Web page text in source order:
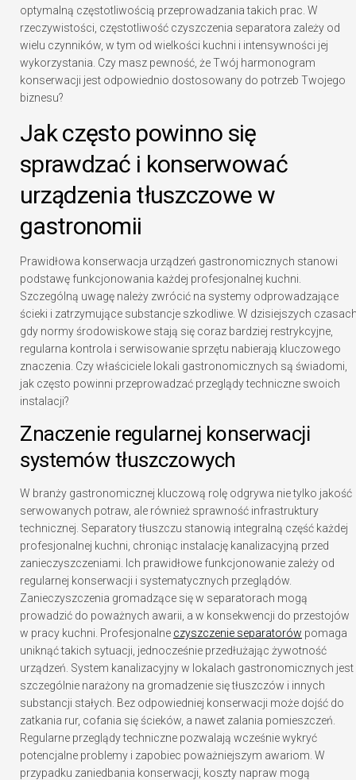
optymalną częstotliwością przeprowadzania takich prac. W
rzeczywistości, częstotliwość czyszczenia separatora zależy od
wielu czynników, w tym od wielkości kuchni i intensywności jej
wykorzystania. Czy masz pewność, że Twój harmonogram
konserwacji jest odpowiednio dostosowany do potrzeb Twojego
biznesu?
Jak często powinno się
sprawdzać i konserwować
urządzenia tłuszczowe w
gastronomii
Prawidłowa konserwacja urządzeń gastronomicznych stanowi
podstawę funkcjonowania każdej profesjonalnej kuchni.
Szczególną uwagę należy zwrócić na systemy odprowadzające
ścieki i zatrzymujące substancje szkodliwe. W dzisiejszych
gdy normy środowiskowe stają się coraz bardziej restrykcyjne,
regularna kontrola i serwisowanie sprzętu nabierają kluczowego
znaczenia. Czy właściciele lokali gastronomicznych są świadomi,
jak często powinni przeprowadzać przeglądy techniczne swoich
instalacji?
Znaczenie regularnej konserwacji
systemów tłuszczowych
W branży gastronomicznej kluczową rolę odgrywa nie tylko jakość
serwowanych potraw, ale również sprawność infrastruktury
technicznej. Separatory tłuszczu stanowią integralną część każdej
profesjonalnej kuchni, chroniąc instalację kanalizacyjną przed
zanieczyszczeniami. Ich prawidłowe funkcjonowanie zależy od
regularnej konserwacji i systematycznych przeglądów.
Zanieczyszczenia gromadzące się w separatorach mogą
prowadzić do poważnych awarii, a w konsekwencji do przestojów
w pracy kuchni. Profesjonalne czyszczenie separatorów pomaga
uniknąć takich sytuacji, jednocześnie przedłużając żywotność
urządzeń. System kanalizacyjny w lokalach gastronomicznych jest
szczególnie narażony na gromadzenie się tłuszczów i innych
substancji stałych. Bez odpowiedniej konserwacji może dojść do
zatkania rur, cofania się ścieków, a nawet zalania pomieszczeń.
Regularne przeglądy techniczne pozwalają wcześnie wykryć
potencjalne problemy i zapobiec poważniejszym awariom. W
przypadku zaniedbania konserwacji, koszty napraw mogą